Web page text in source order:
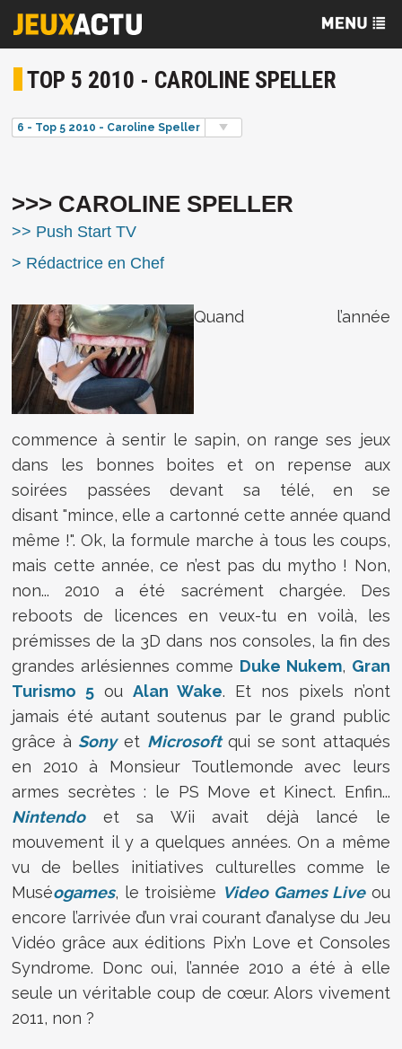
TOP 5 2010 - CAROLINE SPELLER
6 - Top 5 2010 - Caroline Speller
>>> CAROLINE SPELLER
>> Push Start TV
> Rédactrice en Chef
Quand l’année
commence à sentir le sapin, on range ses jeux
dans les bonnes boites et on repense aux
soirées passées devant sa télé, en se
disant "mince, elle a cartonné cette année quand
même !". Ok, la formule marche à tous les coups,
mais cette année, ce n’est pas du mytho ! Non,
non... 2010 a été sacrément chargée. Des
reboots de licences en veux-tu en voilà, les
prémisses de la 3D dans nos consoles, la fin des
grandes arlésiennes comme Duke Nukem, Gran
Turismo 5 ouAlan Wake. Et nos pixels n’ont
jamais été autant soutenus par le grand public
grâce à Sonyet Microsoftqui se sont attaqués
en 2010 à Monsieur Toutlemonde avec leurs
armes secrètes : le PS Move et Kinect. Enfin...
Nintendoet sa Wii avait déjà lancé le
mouvement il y a quelques années. On a même
vu de belles initiatives culturelles comme le
Muséogames, le troisième Video Games Liveou
encore l’arrivée d’un vrai courant d’analyse du Jeu
Vidéo grâce aux éditions Pix’n Love et Consoles
Syndrome. Donc oui, l’année 2010 a été à elle
seule un véritable coup de cœur. Alors vivement
2011, non ?